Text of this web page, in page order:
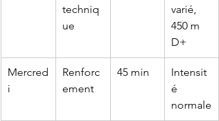
techniq
ue
varié,
450 m
D+
Mercred
i
Renforc
ement
45 min
Intensit
é
normale